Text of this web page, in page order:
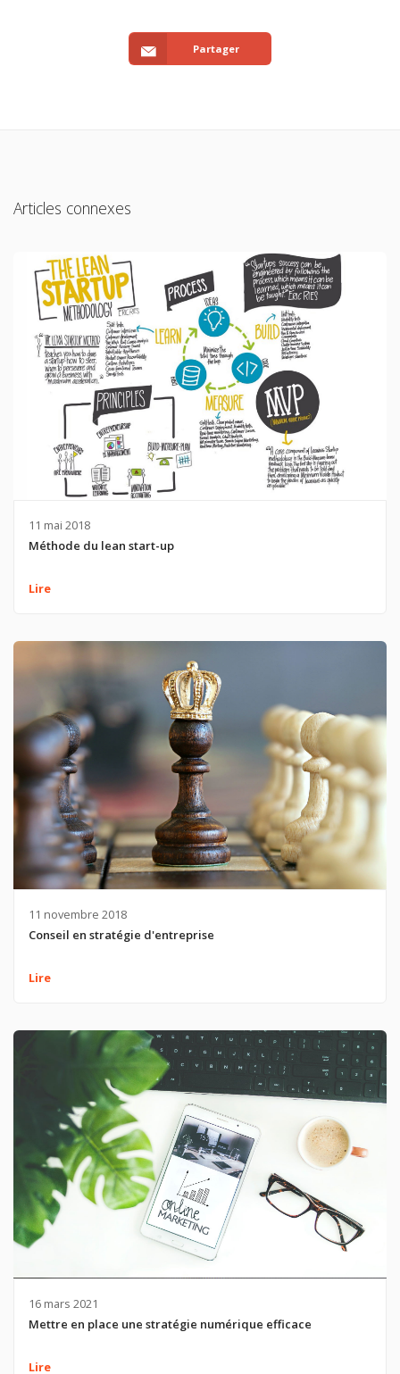
Partager
Articles connexes
11 mai 2018
Méthode du lean start-up
Lire
11 novembre 2018
Conseil en stratégie d'entreprise
Lire
16 mars 2021
Mettre en place une stratégie numérique efficace
Lire